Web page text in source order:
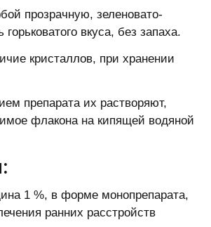
прозрачную, зеленовато-
вкуса, без запаха.
кристаллов, при хранении
препарата их растворяют,
флакона на кипящей водяной
1 %, в форме монопрепарата,
ранних расстройств